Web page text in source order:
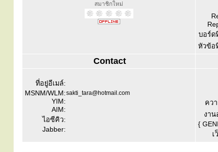
สมาชิกใหม่
บอร์ด
หัวข้อ
Contact
ที่อยู่อีเมล์:
MSNM/WLM:sakti_tara@hotmail.com
YIM:
AIM:
ไอซีคิว:
Jabber:
คว
งาน
{
เ